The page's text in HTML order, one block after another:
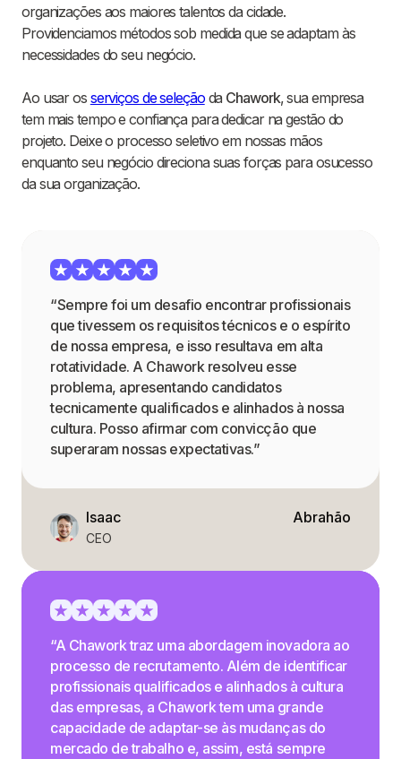
organizações aos maiores talentos da cidade.
Providenciamos métodos sob medida que se adaptam às
necessidades do seu negócio.
Ao usar os serviços de seleçãoda Chawork, sua empresa
tem mais tempo e confiança para dedicar na gestão do
projeto. Deixe o processo seletivo em nossas mãos
enquanto seu negócio direciona suas forças para osucesso
da sua organização.
“Sempre foi um desafio encontrar profissionais
que tivessem os requisitos técnicos e o espírito
de nossa empresa, e isso resultava em alta
rotatividade. A Chawork resolveu esse
problema, apresentando candidatos
tecnicamente qualificados e alinhados à nossa
cultura. Posso afirmar com convicção que
superaram nossas expectativas.”
Isaac
CEO
Abrahão
“A Chawork traz uma abordagem inovadora ao
processo de recrutamento. Além de identificar
profissionais qualificados e alinhados à cultura
das empresas, a Chawork tem uma grande
capacidade de adaptar-se às mudanças do
mercado de trabalho e, assim, está sempre